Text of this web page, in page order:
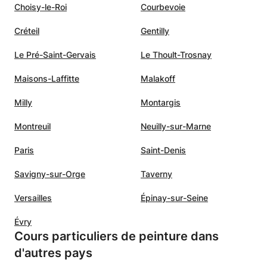
Choisy-le-Roi Courbevoie
Créteil Gentilly
Le Pré-Saint-Gervais Le Thoult-Trosnay
Maisons-Laffitte Malakoff
Milly Montargis
Montreuil Neuilly-sur-Marne
Paris Saint-Denis
Savigny-sur-Orge Taverny
Versailles Épinay-sur-Seine
Évry
Cours particuliers de peinture dans
d'autres pays